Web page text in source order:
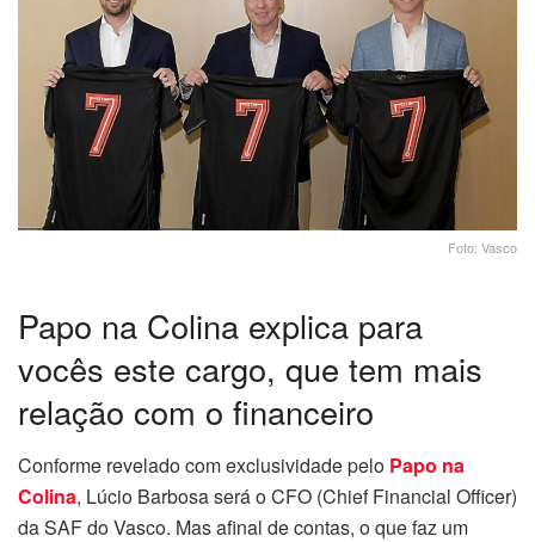
Foto: Vasco
Papo na Colina explica para
vocês este cargo, que tem mais
relação com o financeiro
Conforme revelado com exclusividade pelo Papo na
Colina, Lúcio Barbosa será o CFO (Chief Financial Officer)
da SAF do Vasco. Mas afinal de contas, o que faz um